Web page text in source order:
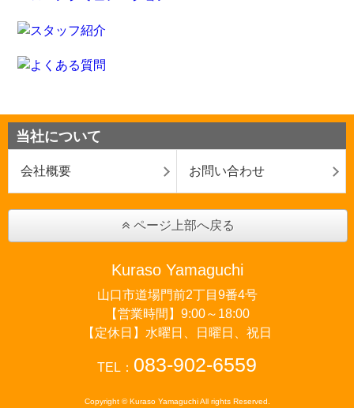
当社について
会社概要 お問い合わせ
ページ上部へ戻る
Kuraso Yamaguchi
山口市道場門前2丁目9番4号
【営業時間】9:00～18:00
【定休日】水曜日、日曜日、祝日
TEL： 083-902-6559
Copyright © Kuraso Yamaguchi All rights Reserved.